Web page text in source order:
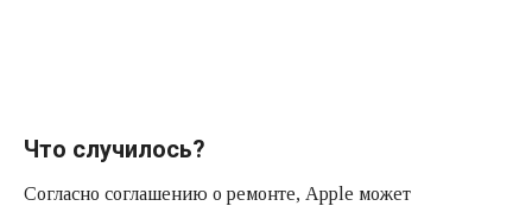
Что случилось?
Согласно соглашению о ремонте, Apple может